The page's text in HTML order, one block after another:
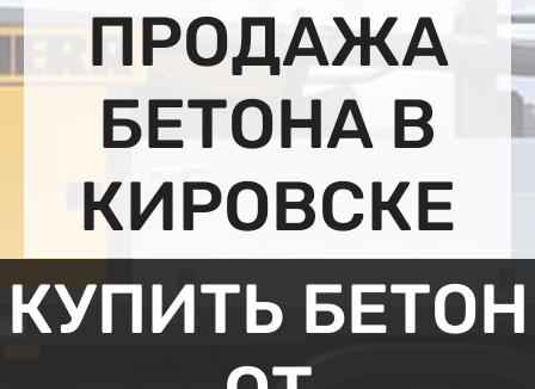
ПРОДАЖА
БЕТОНА В
КИРОВСКЕ
КУПИТЬ БЕТОН